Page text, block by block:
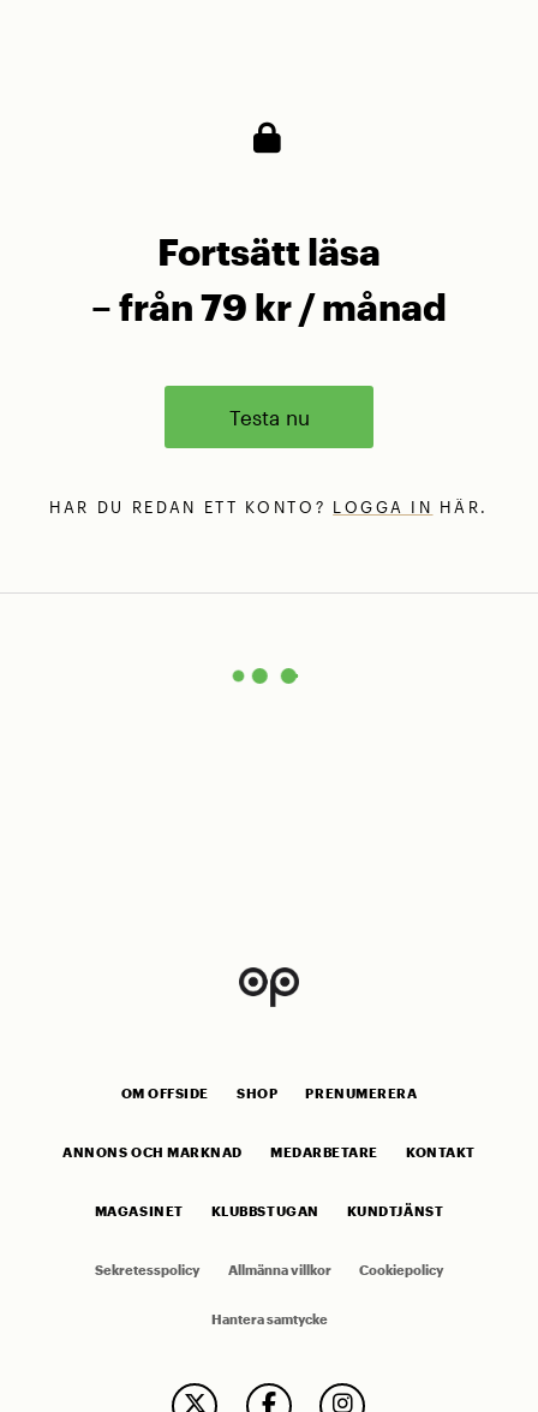
Fortsätt läsa
– från 79 kr / månad
Testa nu
HAR DU REDAN ETT KONTO? LOGGA IN HÄR.
OM OFFSIDE SHOP PRENUMERERA
ANNONS OCH MARKNAD MEDARBETARE KONTAKT
MAGASINET KLUBBSTUGAN KUNDTJÄNST
Sekretesspolicy Allmänna villkor Cookiepolicy
Hantera samtycke